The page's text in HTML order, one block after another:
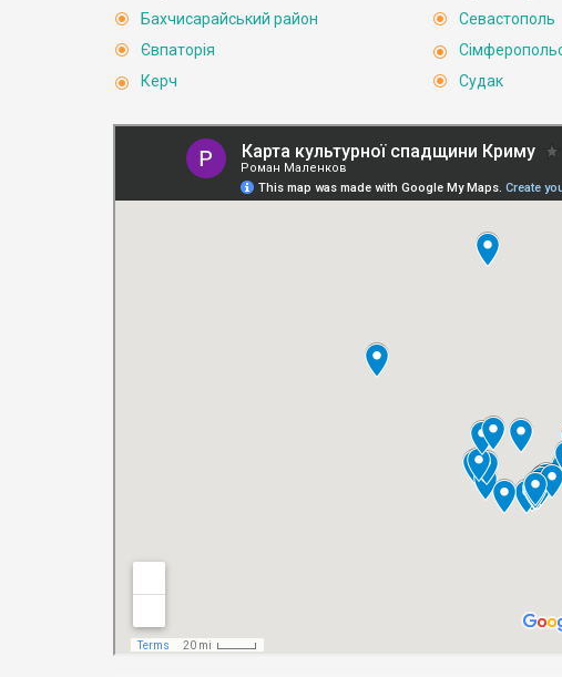
Бахчисарайський район
Євпаторія
Керч
Севастополь
Судак